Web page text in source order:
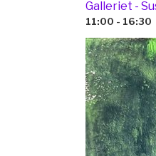
Galleriet -
11:00 - 16:30